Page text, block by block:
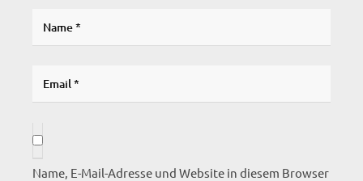
Name, E-Mail-Adresse und Website in diesem Browser